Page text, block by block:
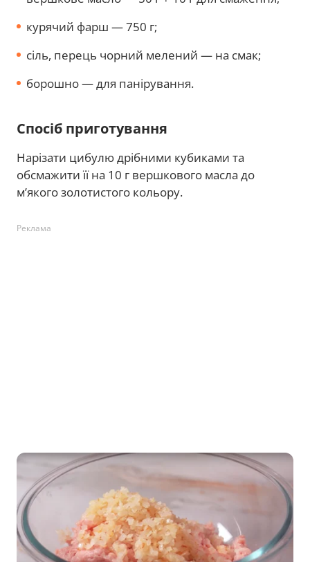
курячий фарш — 750 г;
сіль, перець чорний мелений — на смак;
борошно — для панірування.
Спосіб приготування
Нарізати цибулю дрібними кубиками та
обсмажити її на 10 г вершкового масла до
м’якого золотистого кольору.
Реклама